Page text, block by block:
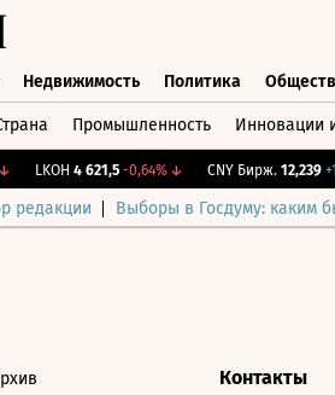
Недвижимость Политика
Промышленность Инновации
LKOH 4 621,5 -0,64%↓ CNY Бирж. 12,239
редакции Выборы в Госдуму: каким
Контакты